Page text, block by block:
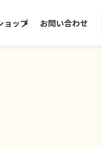
ョップ お問い合わせ